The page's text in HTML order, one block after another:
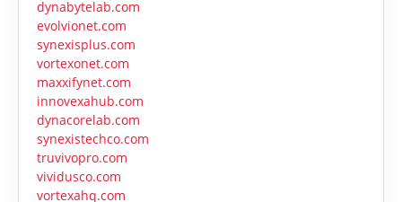
dynabytelab.com
evolvionet.com
synexisplus.com
vortexonet.com
maxxifynet.com
innovexahub.com
dynacorelab.com
synexistechco.com
truvivopro.com
vividusco.com
vortexahq.com